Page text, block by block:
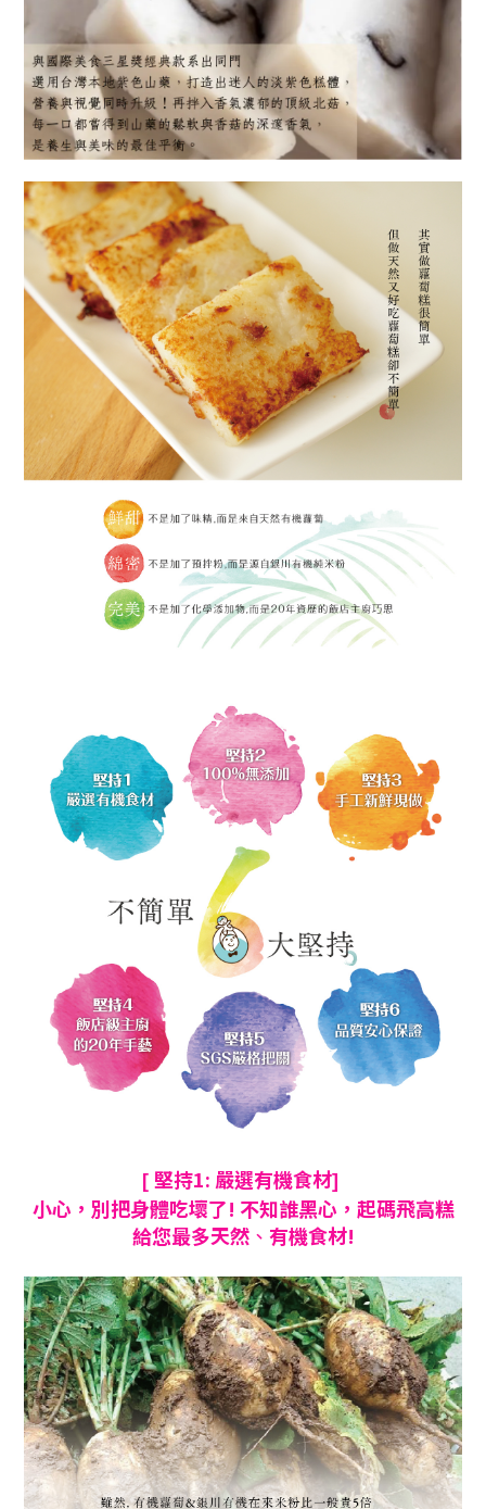
[ 堅持1: 嚴選有機食材]
小心， 別把身體吃壞了! 不知誰黑心， 起碼飛高糕
給您最多天然、 有機食材!